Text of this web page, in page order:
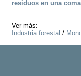
residuos en una
Ver más:
Industria forestal /